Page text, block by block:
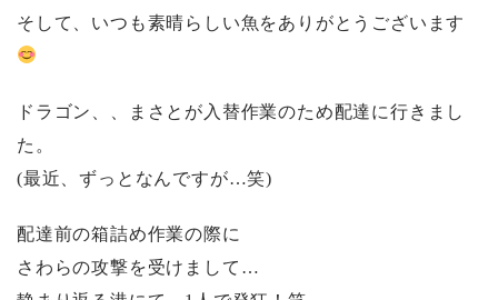
そして、いつも素晴らしい魚をありがとうございます
ドラゴン、、まさとが入替作業のため配達に行きまし
た。
(最近、ずっとなんですが…笑)
配達前の箱詰め作業の際に
さわらの攻撃を受けまして…